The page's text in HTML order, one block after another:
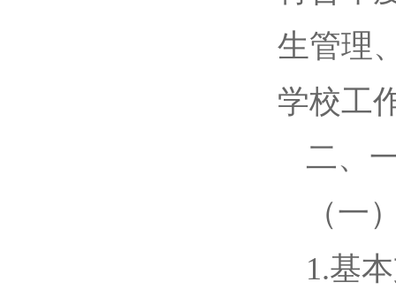
生管理
学校工
二、
（一
1.基